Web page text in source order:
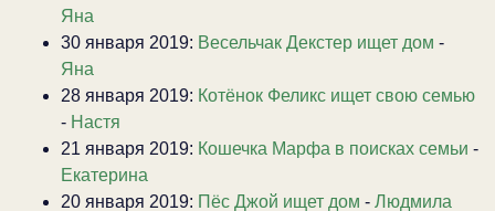
Яна
30 января 2019: Весельчак Декстер ищет дом -
Яна
28 января 2019: Котёнок Феликс ищет свою семью
- Настя
21 января 2019: Кошечка Марфа в поисках семьи -
Екатерина
20 января 2019: Пёс Джой ищет дом - Людмила